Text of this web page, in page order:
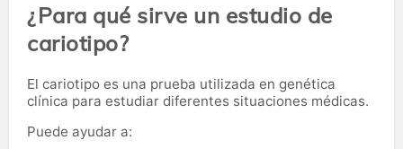
¿Para qué sirve un estudio de
cariotipo?
El cariotipo es una prueba utilizada en genética
clínica para estudiar diferentes situaciones médicas.
Puede ayudar a: